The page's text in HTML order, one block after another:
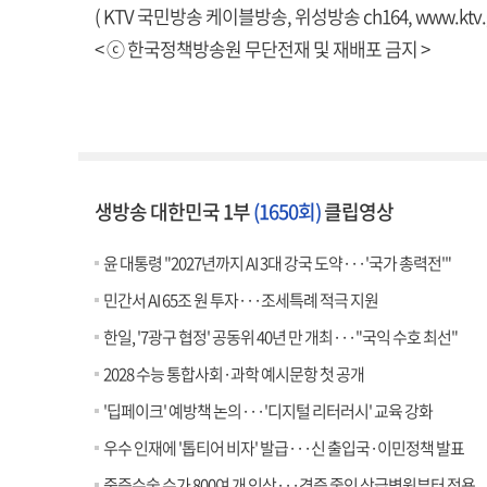
( KTV 국민방송 케이블방송, 위성방송 ch164,
< ⓒ 한국정책방송원 무단전재 및 재배포 금지 >
생방송 대한민국 1부(1650회)클립영상
윤 대통령 "2027년까지 AI 3대 강국 도약···'국가 총력전'"
민간서 AI 65조 원 투자···조세특례 적극 지원
한일, '7광구 협정' 공동위 40년 만 개최···"국익 수호 최선"
2028 수능 통합사회·과학 예시문항 첫 공개
'딥페이크' 예방책 논의···'디지털 리터러시' 교육 강화
우수 인재에 '톱티어 비자' 발급···신 출입국·이민정책 발표